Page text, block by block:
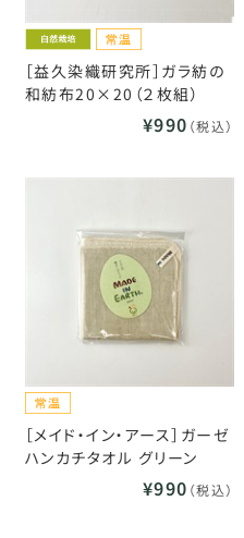
［益久染織研究所］ガラ紡の
和紡布20×20（２枚組）
¥990 （税込）
［メイド・イン・アース］ガーゼ
ハンカチタオル グリーン
¥990 （税込）